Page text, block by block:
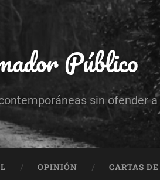
Público
sin ofender
OPINIÓN CARTAS